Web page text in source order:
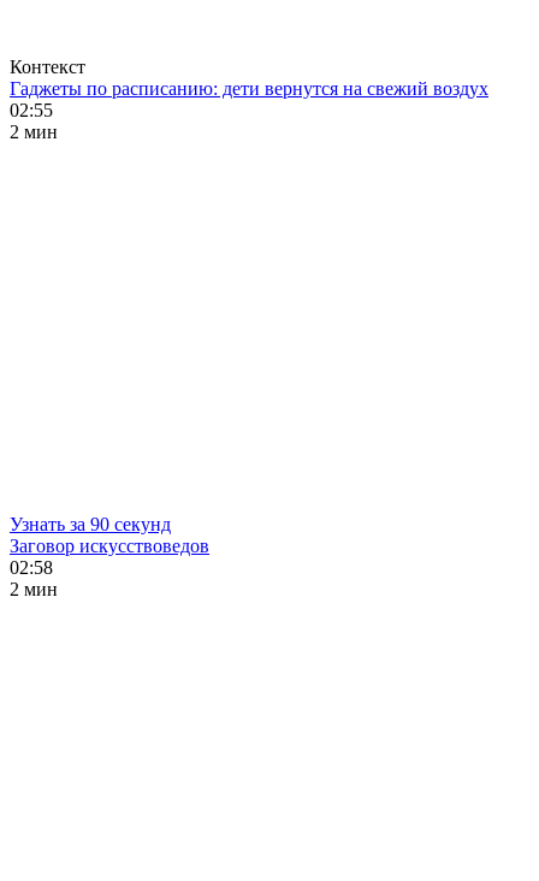
Контекст
Гаджеты по расписанию: дети вернутся на свежий воздух
02:55
2 мин
Узнать за 90 секунд
Заговор искусствоведов
02:58
2 мин